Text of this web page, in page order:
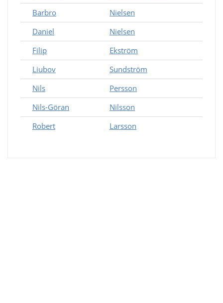
Barbro
Nielsen
Daniel
Nielsen
Filip
Ekström
Liubov
Sundström
Nils
Persson
Nils-Göran
Nilsson
Robert
Larsson